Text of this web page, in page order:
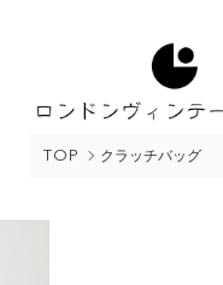
TOP クラッチバッグ